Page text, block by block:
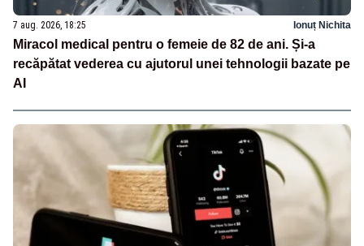
7 aug. 2026, 18:25 Ionuț Nichita
Miracol medical pentru o femeie de 82 de ani. Și-a
recăpătat vederea cu ajutorul unei tehnologii bazate pe
AI